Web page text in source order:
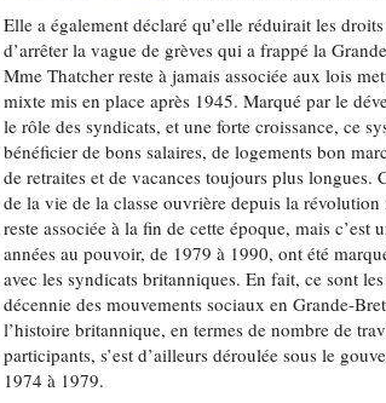
Elle a également déclaré qu’elle réduirait les
d’arrêter la vague de grèves qui a frappé la
Mme Thatcher reste à jamais associée aux lois
mixte mis en place après 1945. Marqué par le
le rôle des syndicats, et une forte croissance, ce
bénéficier de bons salaires, de logements bon
de retraites et de vacances toujours plus longues.
de la vie de la classe ouvrière depuis la
reste associée à la fin de cette époque, mais c’est
années au pouvoir, de 1979 à 1990, ont été
avec les syndicats britanniques. En fait, ce sont
décennie des mouvements sociaux en Grande-
l’histoire britannique, en termes de nombre de
participants, s’est d’ailleurs déroulée sous le
1974 à 1979.